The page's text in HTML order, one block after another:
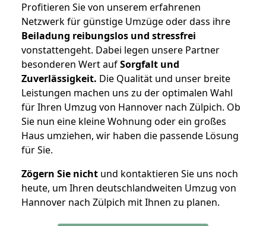
Profitieren Sie von unserem erfahrenen
Netzwerk für günstige Umzüge oder dass ihre
Beiladung reibungslos und stressfrei
vonstattengeht. Dabei legen unsere Partner
besonderen Wert aufSorgfalt und
Zuverlässigkeit. Die Qualität und unser breite
Leistungen machen uns zu der optimalen Wahl
für Ihren Umzug von Hannover nach Zülpich. Ob
Sie nun eine kleine Wohnung oder ein großes
Haus umziehen, wir haben die passende Lösung
für Sie.
Zögern Sie nicht und kontaktieren Sie uns noch
heute, um Ihren deutschlandweiten Umzug von
Hannover nach Zülpich mit Ihnen zu planen.